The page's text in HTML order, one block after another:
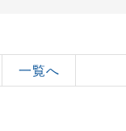
一覧へ